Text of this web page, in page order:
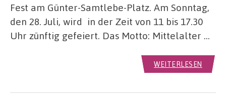
Fest am Günter-Samtlebe-Platz. Am Sonntag,
den 28. Juli, wird in der Zeit von 11 bis 17.30
Uhr zünftig gefeiert. Das Motto: Mittelalter …
WEITERLESEN